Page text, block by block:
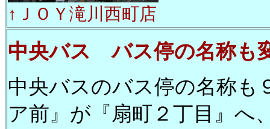
↑ＪＯＹ滝川西町店
中央バス バス停の名称も
中央バスのバス停の名称も
ア前』が『扇町２丁目』へ